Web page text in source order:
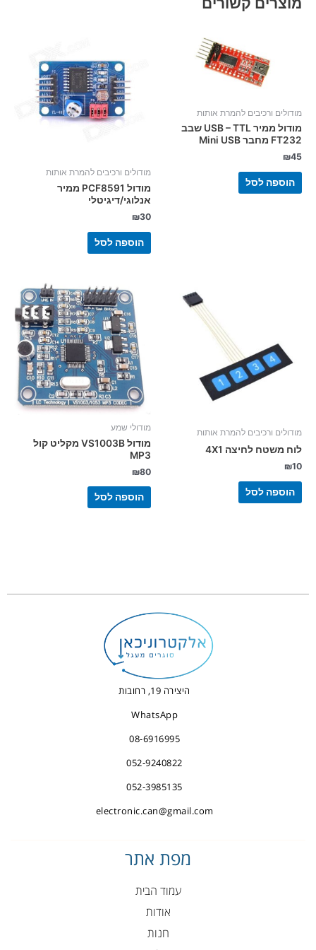
מודולים ורכיבים להמרת אותות
מודול ממיר USB – TTL שבב
FT232 מחבר Mini USB
₪45
הוספה לסל
מודולים ורכיבים להמרת אותות
מודול PCF8591 ממיר
אנלוגי/דיגיטלי
₪30
הוספה לסל
מודולים ורכיבים להמרת אותות
לוח משטח לחיצה 4X1
₪10
הוספה לסל
מודולי שמע
מודול VS1003B מקליט קול
MP3
₪80
הוספה לסל
היצירה 19, רחובות
WhatsApp
08-6916995
052-9240822
052-3985135
electronic.can@gmail.com
מפת אתר
עמוד הבית
אודות
חנות